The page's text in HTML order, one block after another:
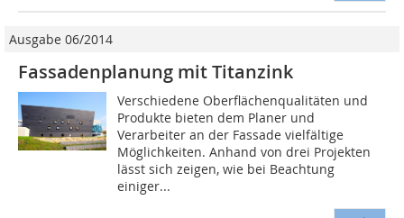
Ausgabe 06/2014
Fassadenplanung mit Titanzink
Verschiedene Oberflächenqualitäten und
Produkte bieten dem Planer und
Verarbeiter an der Fassade vielfältige
Möglichkeiten. Anhand von drei Projekten
lässt sich zeigen, wie bei Beachtung
einiger...